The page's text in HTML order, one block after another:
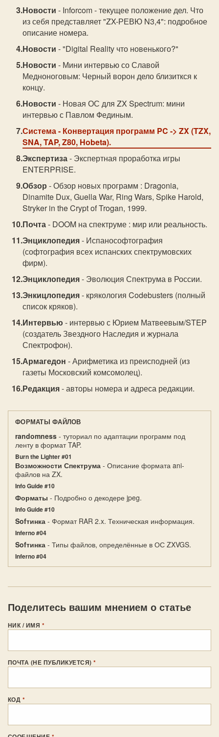
Новости - Inforcom - текущее положение дел. Что
из себя представляет "ZX-РЕВЮ N3,4": подробное
описание номера.
Новости - "Digital Reality что новенького?"
Новости - Мини интервью со Славой
Медноноговым: Черный ворон дело близиткся к
концу.
Новости - Новая ОС для ZX Spectrum: мини
интервью с Павлом Фединым.
Система- Конвертация программ PC -> ZX (TZX,
SNA, TAP, Z80, Hobeta).
Экспертиза- Экспертная проработка игры
ENTERPRISE.
Обзор - Обзор новых программ : Dragonia,
Dinamite Dux, Guella War, Ring Wars, Spike Harold,
Stryker in the Crypt of Trogan, 1999.
Почта- DOOM на спектруме : мир или реальность.
Энциклопедия- Испанософтография
(софтография всех испанских спектрумовских
фирм).
Энциклопедия- Эволюция Спектрума в России.
Энкицлопедия- крякология Codebusters (полный
список кряков).
Интервью - интервью с Юрием Матвеевым/STEP
(создатель Звездного Наследия и журнала
Спектрофон).
Армагедон - Арифметика из преисподней (из
газеты Московский комсомолец).
Редакция- авторы номера и адреса редакции.
ФОРМАТЫ ФАЙЛОВ
randomness - туториал по адаптации программ под
ленту в формат TAP.
Burn the Lighter #01
Возможности Спектрума - Описание формата ani-
файлов на ZX.
Info Guide #10
Форматы - Подробно о декодере jpeg.
Info Guide #10
Sofтинка - Формат RAR 2.x. Техническая информация.
Inferno #04
Sofтинка - Типы файлов, определённые в ОС ZXVGS.
Inferno #04
Поделитесь вашим мнением о статье
НИК / ИМЯ *
ПОЧТА (НЕ ПУБЛИКУЕТСЯ)*
КОД *